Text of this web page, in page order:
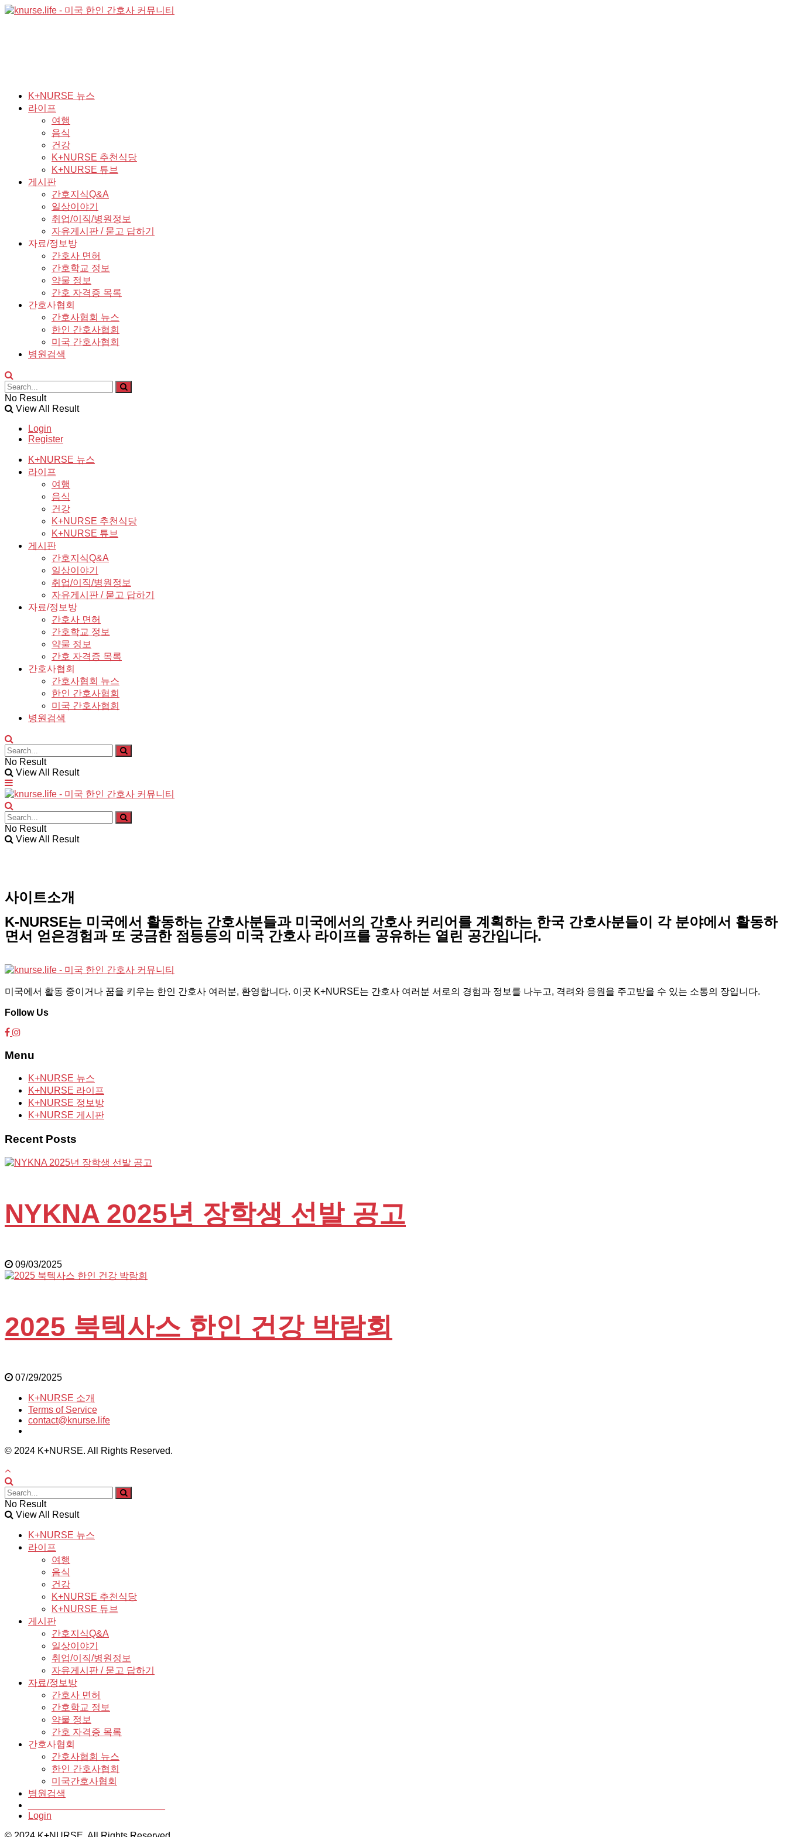
K+NURSE 뉴스
라이프
여행
음식
건강
K+NURSE 추천식당
K+NURSE 튜브
게시판
간호지식Q&A
일상이야기
취업/이직/병원정보
자유게시판 / 묻고 답하기
자료/정보방
간호사 면허
간호학교 정보
약물 정보
간호 자격증 목록
간호사협회
간호사협회 뉴스
한인 간호사협회
미국 간호사협회
병원검색
No Result
View All Result
Login
Register
K+NURSE 뉴스
라이프
여행
음식
건강
K+NURSE 추천식당
K+NURSE 튜브
게시판
간호지식Q&A
일상이야기
취업/이직/병원정보
자유게시판 / 묻고 답하기
자료/정보방
간호사 면허
간호학교 정보
약물 정보
간호 자격증 목록
간호사협회
간호사협회 뉴스
한인 간호사협회
미국 간호사협회
병원검색
No Result
View All Result
No Result
View All Result
사이트소개
K-NURSE는 미국에서 활동하는 간호사분들과 미국에서의 간호사 커리어를 계획하는 한국 간호사분들이 각 분야에서 활동하
면서 얻은경험과 또 궁금한 점등등의 미국 간호사 라이프를 공유하는 열린 공간입니다.
미국에서 활동 중이거나 꿈을 키우는 한인 간호사 여러분, 환영합니다. 이곳 K+NURSE는 간호사 여러분 서로의 경험과 정보를 나누고, 격려와 응원을 주고받을 수 있는 소통의 장입니다.
Follow Us
Menu
K+NURSE 뉴스
K+NURSE 라이프
K+NURSE 정보방
K+NURSE 게시판
Recent Posts
NYKNA 2025년 장학생 선발 공고
09/03/2025
2025 북텍사스 한인 건강 박람회
07/29/2025
K+NURSE 소개
Terms of Service
contact@knurse.life
© 2024 K+NURSE. All Rights Reserved.
No Result
View All Result
K+NURSE 뉴스
라이프
여행
음식
건강
K+NURSE 추천식당
K+NURSE 튜브
게시판
간호지식Q&A
일상이야기
취업/이직/병원정보
자유게시판 / 묻고 답하기
자료/정보방
간호사 면허
간호학교 정보
약물 정보
간호 자격증 목록
간호사협회
간호사협회 뉴스
한인 간호사협회
미국간호사협회
병원검색
Login